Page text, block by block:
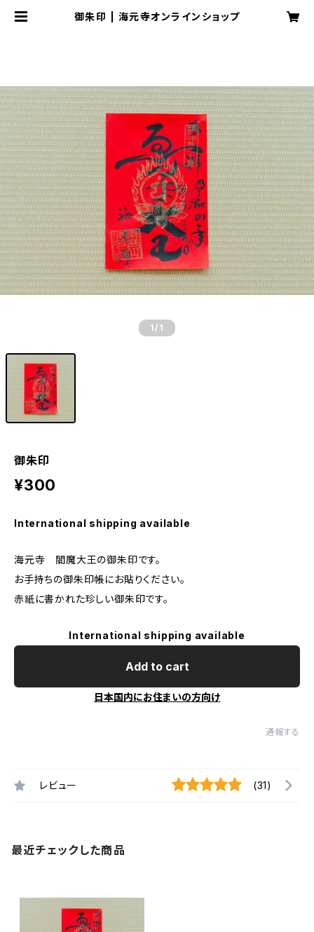
御朱印 | 海元寺オンラインショップ
1 /1
御朱印
¥300
International shipping available
海元寺 閻魔大王の御朱印です。
お手持ちの御朱印帳にお貼りください。
赤紙に書かれた珍しい御朱印です。
International shipping available
Add to cart
日本国内にお住まいの方向け
通報する
レビュー (31)
最近チェックした商品